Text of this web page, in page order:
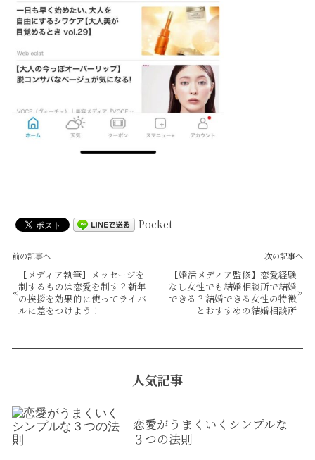
Pocket
前の記事へ
«
【メディア執筆】メッセージを
制するものは恋愛を制す？新年
の挨拶を効果的に使ってライバ
ルに差をつけよう！
次の記事へ
【婚活メディア監修】恋愛経験
なし女性でも結婚相談所で結婚
できる？結婚できる女性の特徴
とおすすめの結婚相談所
»
人気記事
恋愛がうまくいくシンプルな
３つの法則